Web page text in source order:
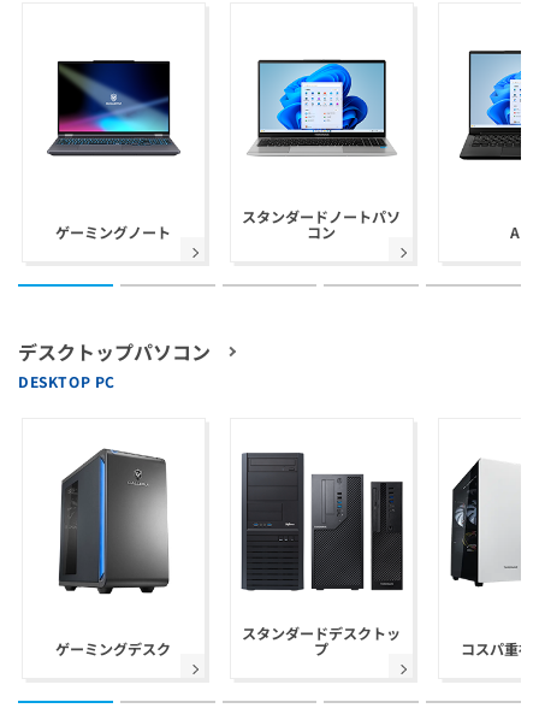
ゲーミングノート
スタンダードノートパソ
コン AI
デスクトップパソコン
DESKTOP PC
ゲーミングデスク
スタンダードデスクトッ
プ コスパ重視